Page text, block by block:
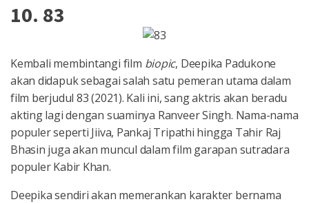
10. 83
Kembali membintangi film biopic, Deepika Padukone
akan didapuk sebagai salah satu pemeran utama dalam
film berjudul 83 (2021). Kali ini, sang aktris akan beradu
akting lagi dengan suaminya Ranveer Singh. Nama-nama
populer seperti Jiiva, Pankaj Tripathi hingga Tahir Raj
Bhasin juga akan muncul dalam film garapan sutradara
populer Kabir Khan.
Deepika sendiri akan memerankan karakter bernama